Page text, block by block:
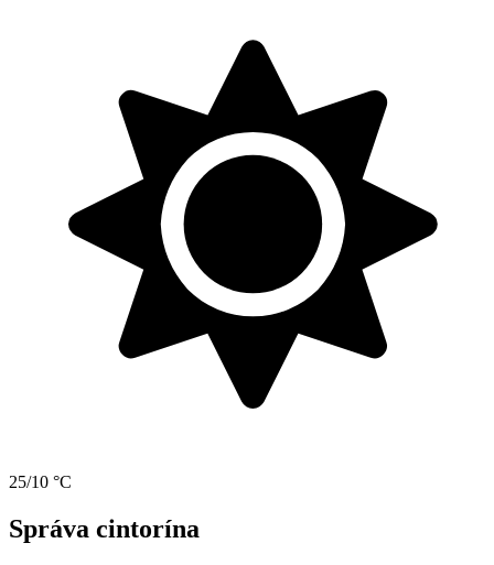
25/10 °C
Správa cintorína